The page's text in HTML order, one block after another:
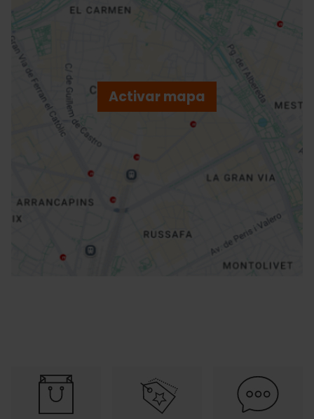
Activar mapa
Cómo llegar